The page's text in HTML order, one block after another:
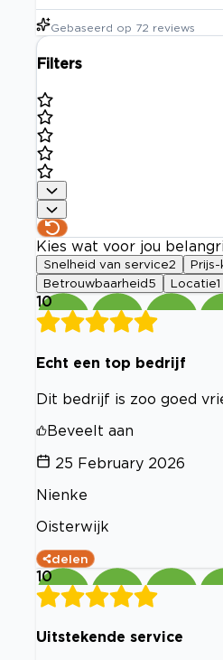
Gebaseerd op 72 reviews
Filters
Kies wat voor jou
Snelheid van service2
Betrouwbaarheid 5 Locatie1
10
Echt een top bedrijf
Dit bedrijf is zoo goed
Beveelt aan
25 February 2026
Nienke
Oisterwijk
delen
10
Uitstekende service